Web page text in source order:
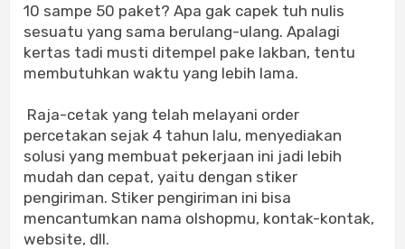
10 sampe 50 paket? Apa gak capek tuh nulis
sesuatu yang sama berulang-ulang. Apalagi
kertas tadi musti ditempel pake lakban, tentu
membutuhkan waktu yang lebih lama.
Raja-cetak yang telah melayani order
percetakan sejak 4 tahun lalu, menyediakan
solusi yang membuat pekerjaan ini jadi lebih
mudah dan cepat, yaitu dengan stiker
pengiriman. Stiker pengiriman ini bisa
mencantumkan nama olshopmu, kontak-kontak,
website, dll.